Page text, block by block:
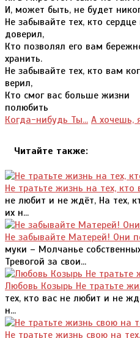
И, может быть, не будет
Не забывайте тех, кто
доверил,
Кто позволял его вам
хранить.
Не забывайте тех, кто вам
верил,
Кто смог вас больше жизни
полюбить
Когда-нибудь Ты... А хочешь,
Читайте также:
Не тратьте жизнь на тех,
не любит и не ждёт, На тех,
их н...
Не забывайте Матерей! Они
муки – Молчанье
Тревогой за свои...
Любовь Козырь Не тратьте
тех, кто вас не любит и не
н...
Не тратьте жизнь свою на